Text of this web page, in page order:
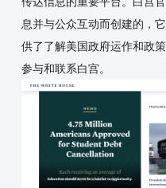
息并与公众互动而创建的，
供了了解美国政府运作和政
参与和联系白宫。